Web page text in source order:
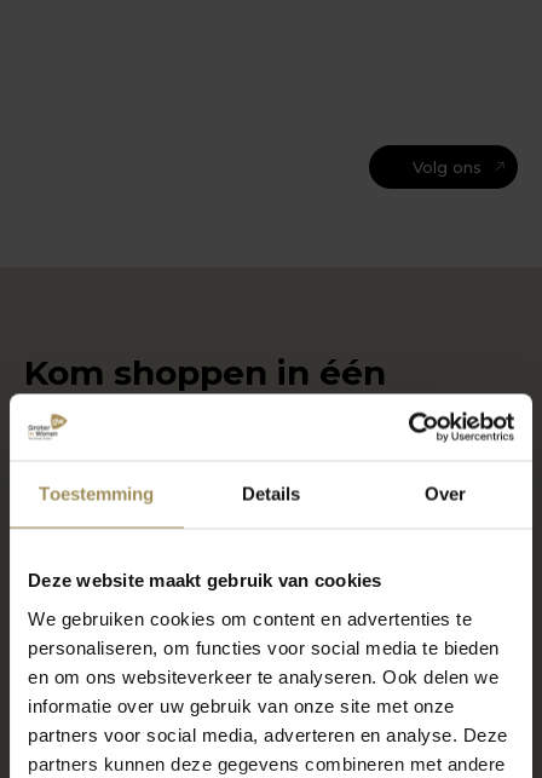
Toestemming Details Over
Deze website maakt gebruik van cookies
We gebruiken cookies om content en advertenties te
personaliseren, om functies voor social media te bieden
en om ons websiteverkeer te analyseren. Ook delen we
informatie over uw gebruik van onze site met onze
partners voor social media, adverteren en analyse. Deze
partners kunnen deze gegevens combineren met andere
Volg ons
Kom shoppen in één
van onze woonwinkels
Locatie Maastricht
7 dagen per week geopend
Gratis parkeren voor de deur
Locatie Gronsveld
600m2 raamdecoratie, vloeren en meer